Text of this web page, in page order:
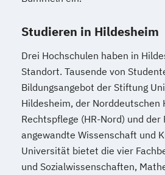
Studieren in Hildesheim
Drei Hochschulen haben in
Standort. Tausende von
Bildungsangebot der Stiftung
Hildesheim, der Norddeutschen
Rechtspflege (HR-Nord) und
angewandte Wissenschaft und
Universität bietet die vier
und Sozialwissenschaften,